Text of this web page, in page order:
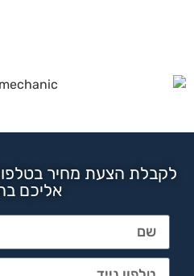
לקבלת הצעת מחיר
אליכם